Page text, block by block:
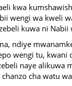
kwa
wengi wa kweli
kuwa ni
ndiye
wengi tu,
naye alikuwa
cha watu